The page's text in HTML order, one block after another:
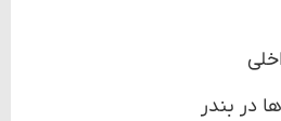
در بندر